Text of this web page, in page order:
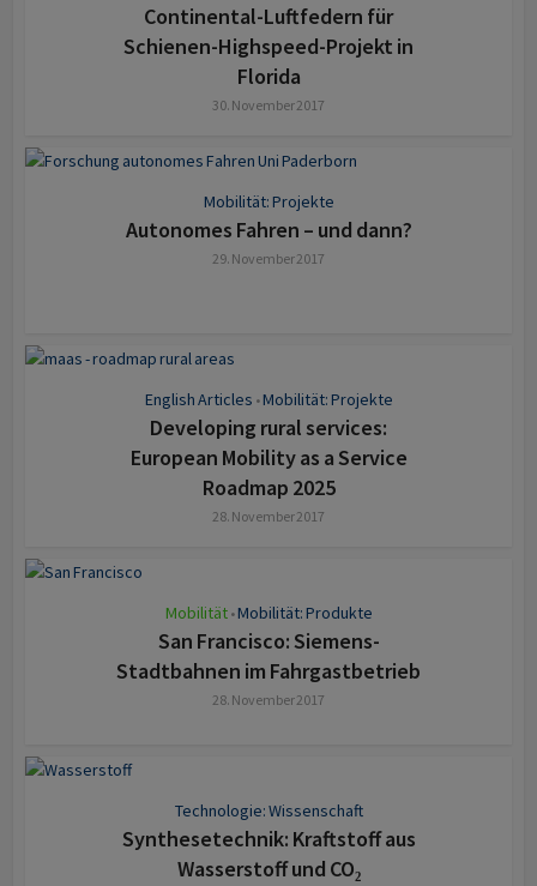
Continental-Luftfedern für
Schienen-Highspeed-Projekt in
Florida
30. November 2017
Mobilität: Projekte
Autonomes Fahren – und dann?
29. November 2017
English Articles •Mobilität: Projekte
Developing rural services:
European Mobility as a Service
Roadmap 2025
28. November 2017
Mobilität •Mobilität: Produkte
San Francisco: Siemens-
Stadtbahnen im Fahrgastbetrieb
28. November 2017
Technologie: Wissenschaft
Synthesetechnik: Kraftstoff aus
Wasserstoff und CO₂